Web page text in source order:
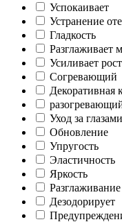
Успокаивает
Устранение
Гладкость
Разглаживает
Усиливает
Согревающий
Декоративная
Уход за глазами
Обновление
Упругость
Эластичность
Яркость
Разглаживание
Дезодорирует